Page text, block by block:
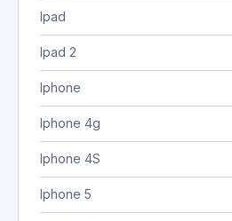
Ipad
Ipad 2
Iphone
Iphone 4g
Iphone 4S
Iphone 5